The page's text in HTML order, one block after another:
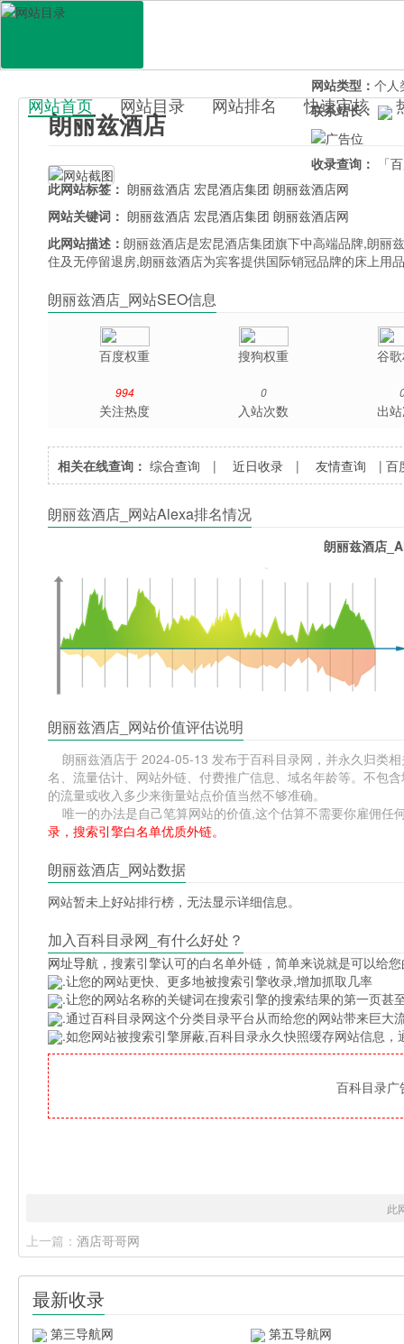
百科目录
网站首页 网站目录 网站排名 快速审核
朗丽兹酒店
网站类型： 个人
联系站长：
收录查询：
「
此网站标签： 朗丽兹酒店 宏昆酒店集团 朗丽兹酒店网
网站关键词： 朗丽兹酒店 宏昆酒店集团 朗丽兹酒店网
此网站描述：朗丽兹酒店是宏昆酒店集团旗下中高端品牌,朗丽
住及无停留退房,朗丽兹酒店为宾客提供国际销冠品牌的床上用
朗丽兹酒店_网站SEO信息
百度权重 搜狗权重 谷
994
关注热度
0
入站次数 出
相关在线查询： 综合查询 |近日收录 |友情查询 |百
朗丽兹酒店_网站Alexa排名情况
朗丽兹酒店
朗丽兹酒店_网站价值评估说明
朗丽兹酒店于 2024-05-13 发布于百科目录网，并永久归类
名、流量估计、网站外链、付费推广信息、域名年龄等。不包
的流量或收入多少来衡量站点价值当然不够准确。
唯一的办法是自己笔算网站的价值,这个估算不需要你雇佣任
录，搜索引擎白名单优质外链。
朗丽兹酒店_网站数据
网站暂未上好站排行榜，无法显示详细信息。
加入百科目录网_有什么好处？
网址导航 ，搜素引擎认可的白名单外链，简单来说就是可以给
.让您的网站更快、更多地被搜索引擎收录,增加抓取几率
.让您的网站名称的关键词在搜索引擎的搜索结果的第一页甚
.通过百科目录网这个分类目录平台从而给您的网站带来巨大
.如您网站被搜索引擎屏蔽,百科目录永久快照缓存网站信息
百科目录
此
上一篇： 酒店哥哥网
最新收录
第三导航网
第五导航网